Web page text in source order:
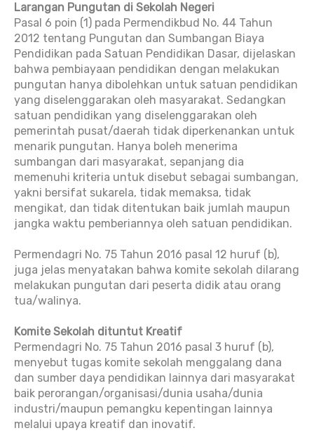
Larangan Pungutan di Sekolah Negeri
Pasal 6 poin (1) pada Permendikbud No. 44 Tahun
2012 tentang Pungutan dan Sumbangan Biaya
Pendidikan pada Satuan Pendidikan Dasar, dijelaskan
bahwa pembiayaan pendidikan dengan melakukan
pungutan hanya dibolehkan untuk satuan pendidikan
yang diselenggarakan oleh masyarakat. Sedangkan
satuan pendidikan yang diselenggarakan oleh
pemerintah pusat/daerah tidak diperkenankan untuk
menarik pungutan. Hanya boleh menerima
sumbangan dari masyarakat, sepanjang dia
memenuhi kriteria untuk disebut sebagai sumbangan,
yakni bersifat sukarela, tidak memaksa, tidak
mengikat, dan tidak ditentukan baik jumlah maupun
jangka waktu pemberiannya oleh satuan pendidikan.
Permendagri No. 75 Tahun 2016 pasal 12 huruf (b),
juga jelas menyatakan bahwa komite sekolah dilarang
melakukan pungutan dari peserta didik atau orang
tua/walinya.
Komite Sekolah dituntut Kreatif
Permendagri No. 75 Tahun 2016 pasal 3 huruf (b),
menyebut tugas komite sekolah menggalang dana
dan sumber daya pendidikan lainnya dari masyarakat
baik perorangan/organisasi/dunia usaha/dunia
industri/maupun pemangku kepentingan lainnya
melalui upaya kreatif dan inovatif.